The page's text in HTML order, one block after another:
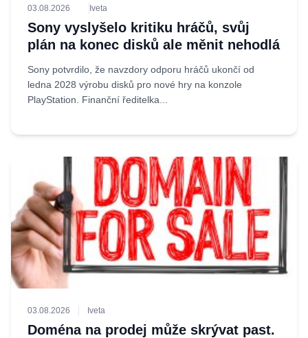
03.08.2026 Iveta
Sony vyslyšelo kritiku hráčů, svůj
plán na konec disků ale měnit nehodlá
Sony potvrdilo, že navzdory odporu hráčů ukončí od
ledna 2028 výrobu disků pro nové hry na konzole
PlayStation. Finanční ředitelka...
03.08.2026 Iveta
Doména na prodej může skrývat past.